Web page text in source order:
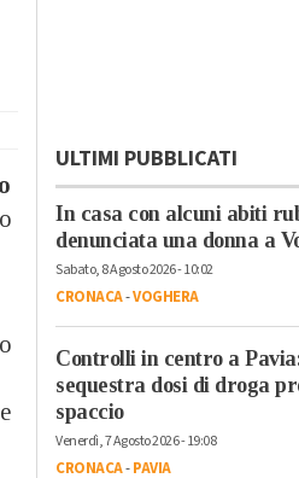
ULTIMI PUBBLICATI
In casa con alcuni abiti
denunciata una donna a
Sabato, 8 Agosto 2026 - 10:02
CRONACA-VOGHERA
Controlli in centro a
sequestra dosi di droga
spaccio
Venerdì, 7 Agosto 2026 - 19:08
CRONACA-PAVIA